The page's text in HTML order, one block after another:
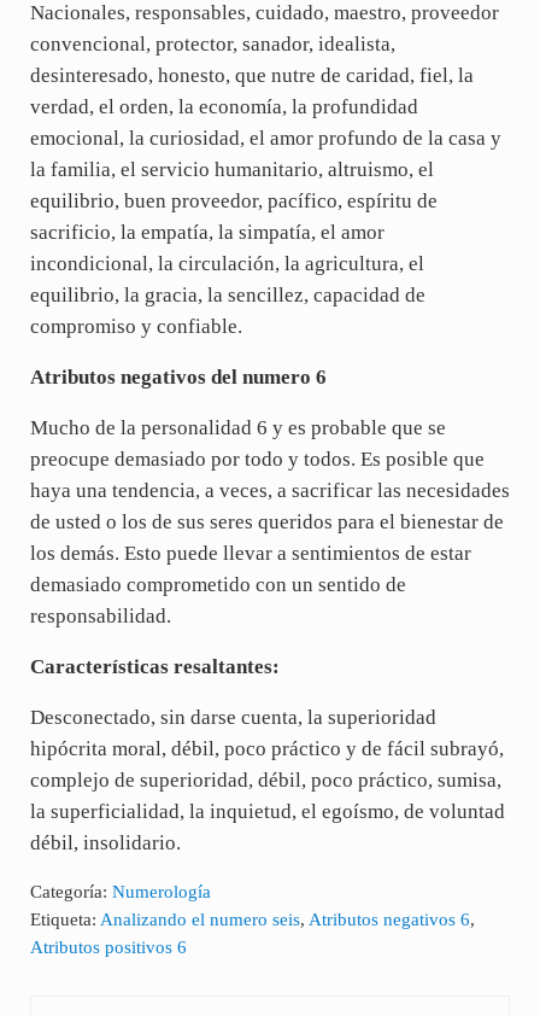
Nacionales, responsables, cuidado, maestro, proveedor
convencional, protector, sanador, idealista,
desinteresado, honesto, que nutre de caridad, fiel, la
verdad, el orden, la economía, la profundidad
emocional, la curiosidad, el amor profundo de la casa y
la familia, el servicio humanitario, altruismo, el
equilibrio, buen proveedor, pacífico, espíritu de
sacrificio, la empatía, la simpatía, el amor
incondicional, la circulación, la agricultura, el
equilibrio, la gracia, la sencillez, capacidad de
compromiso y confiable.
Atributos negativos del numero 6
Mucho de la personalidad 6 y es probable que se
preocupe demasiado por todo y todos. Es posible que
haya una tendencia, a veces, a sacrificar las necesidades
de usted o los de sus seres queridos para el bienestar de
los demás. Esto puede llevar a sentimientos de estar
demasiado comprometido con un sentido de
responsabilidad.
Características resaltantes:
Desconectado, sin darse cuenta, la superioridad
hipócrita moral, débil, poco práctico y de fácil subrayó,
complejo de superioridad, débil, poco práctico, sumisa,
la superficialidad, la inquietud, el egoísmo, de voluntad
débil, insolidario.
Categoría: Numerología
Etiqueta: Analizando el numero seis, Atributos negativos 6,
Atributos positivos 6